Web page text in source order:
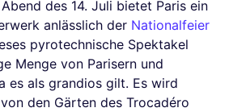
des 14. Juli bietet Paris ein
anlässlich der Nationalfeier
pyrotechnische Spektakel
Menge von Parisern und
es als grandios gilt. Es wird
den Gärten des Trocadéro